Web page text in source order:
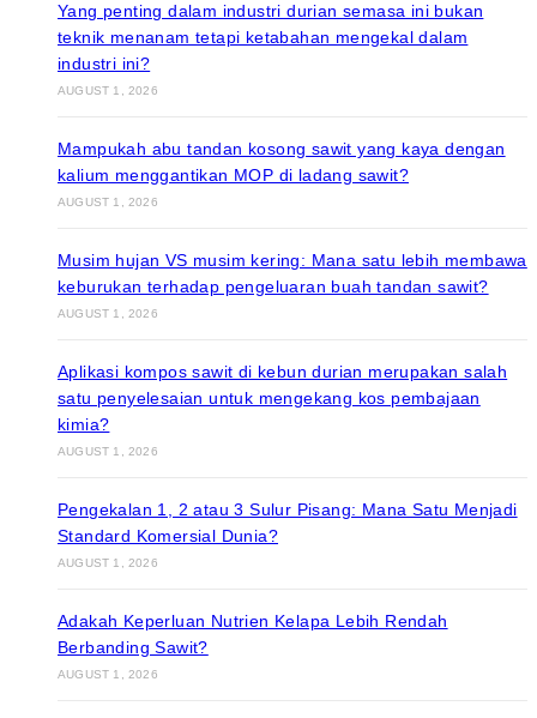
Yang penting dalam industri durian semasa ini bukan
teknik menanam tetapi ketabahan mengekal dalam
industri ini?
AUGUST 1, 2026
Mampukah abu tandan kosong sawit yang kaya dengan
kalium menggantikan MOP di ladang sawit?
AUGUST 1, 2026
Musim hujan VS musim kering: Mana satu lebih membawa
keburukan terhadap pengeluaran buah tandan sawit?
AUGUST 1, 2026
Aplikasi kompos sawit di kebun durian merupakan salah
satu penyelesaian untuk mengekang kos pembajaan
kimia?
AUGUST 1, 2026
Pengekalan 1, 2 atau 3 Sulur Pisang: Mana Satu Menjadi
Standard Komersial Dunia?
AUGUST 1, 2026
Adakah Keperluan Nutrien Kelapa Lebih Rendah
Berbanding Sawit?
AUGUST 1, 2026